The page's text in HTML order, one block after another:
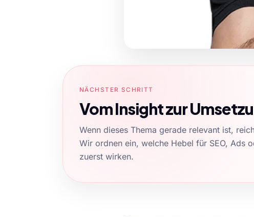
NÄCHSTER SCHRITT
Vom Insight zur
Wenn dieses Thema gerade relevant ist,
Wir ordnen ein, welche Hebel für SEO, Ads
zuerst wirken.